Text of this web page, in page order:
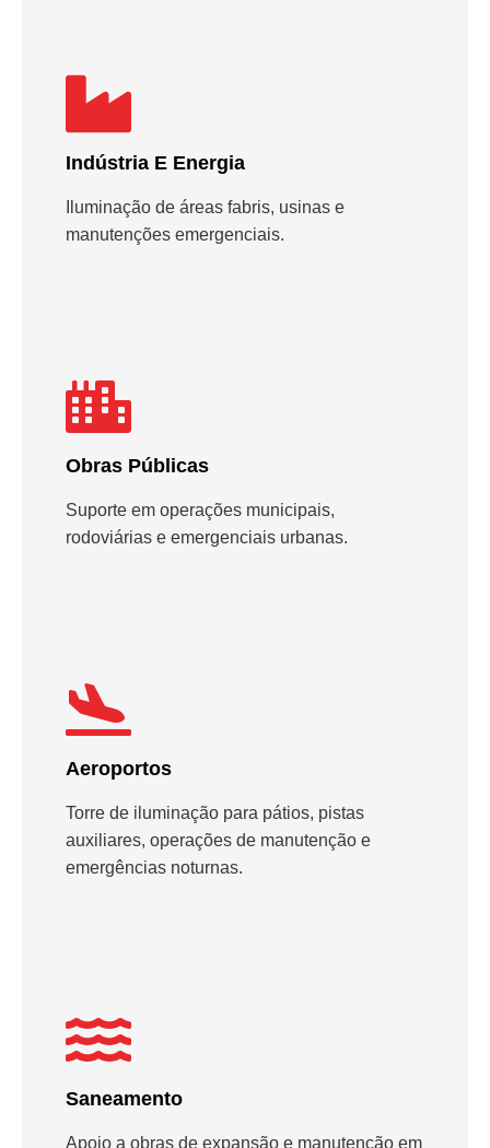
Indústria E Energia
Iluminação de áreas fabris, usinas e
manutenções emergenciais.
Obras Públicas
Suporte em operações municipais,
rodoviárias e emergenciais urbanas.
Aeroportos
Torre de iluminação para pátios, pistas
auxiliares, operações de manutenção e
emergências noturnas.
Saneamento
Apoio a obras de expansão e manutenção em